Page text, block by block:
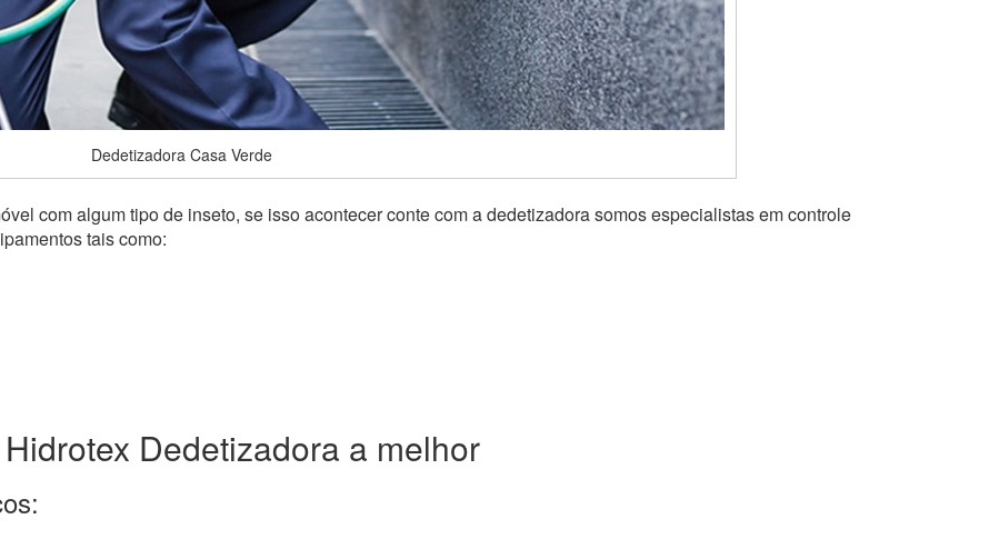
Dedetizadora Casa Verde
com algum tipo de inseto, se isso acontecer conte com a dedetizadora somos especialistas em controle
tais como:
Hidrotex Dedetizadora a melhor